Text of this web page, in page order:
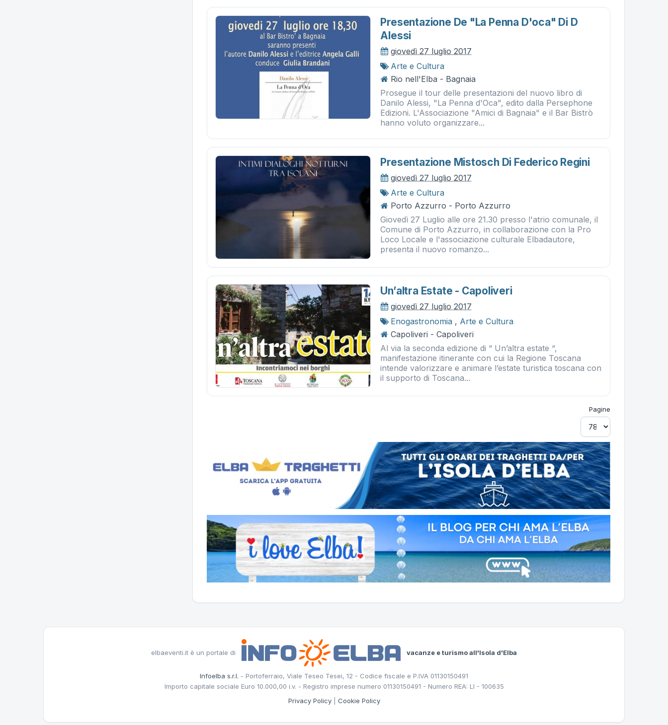
Presentazione De "la Penna D'oca" Di D
Alessi
giovedì 27 luglio 2017
Arte e Cultura
Rio nell'Elba - Bagnaia
Prosegue il tour delle presentazioni del nuovo libro di
Danilo Alessi, "La Penna d'Oca", edito dalla Persephone
Edizioni. L'Associazione "Amici di Bagnaia" e il Bar Bistrò
hanno voluto organizzare...
Presentazione Mistosch Di Federico Regini
giovedì 27 luglio 2017
Arte e Cultura
Porto Azzurro - Porto Azzurro
Giovedì 27 Luglio alle ore 21.30 presso l'atrio comunale, il
Comune di Porto Azzurro, in collaborazione con la Pro
Loco Locale e l'associazione culturale Elbadautore,
presenta il nuovo romanzo...
Un’altra Estate - Capoliveri
giovedì 27 luglio 2017
Enogastronomia , Arte e Cultura
Capoliveri - Capoliveri
Al via la seconda edizione di “ Un’altra estate “,
manifestazione itinerante con cui la Regione Toscana
intende valorizzare e animare l’estate turistica toscana con
il supporto di Toscana...
Pagine
elbaeventi.it è un portale di vacanze e turismo all'Isola d'Elba
Infoelba s.r.l. - Portoferraio, Viale Teseo Tesei, 12 - Codice fiscale e P.IVA 01130150491
Importo capitale sociale Euro 10.000,00 i.v. - Registro imprese numero 01130150491 - Numero REA: LI - 100635
Privacy Policy| Cookie Policy